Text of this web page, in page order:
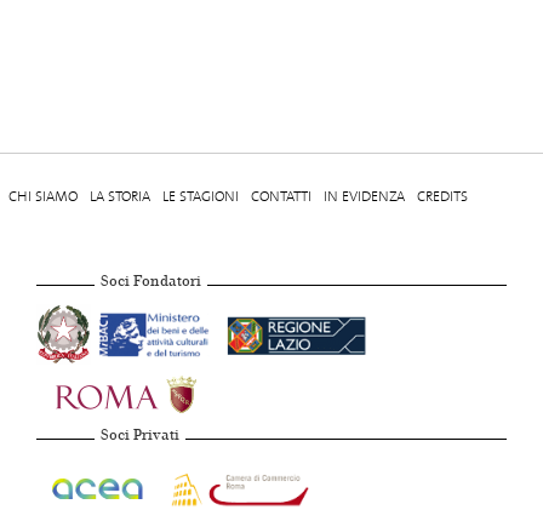
CHI SIAMO LA STORIA LE STAGIONI CONTATTI IN EVIDENZA CREDITS
Soci Fondatori
Soci Privati